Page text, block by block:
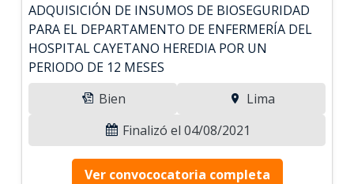
ADQUISICIÓN DE INSUMOS DE BIOSEGURIDAD
PARA EL DEPARTAMENTO DE ENFERMERÍA DEL
HOSPITAL CAYETANO HEREDIA POR UN
PERIODO DE 12 MESES
Bien
Lima
Finalizó el 04/08/2021
Ver convococatoria completa